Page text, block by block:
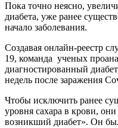
Пока точно неясно,
диабета, уже ранее
начало заболевания.
Создавая онлайн-реестр
19, команда ученых
диагностированный
недель после заражения
Чтобы исключить ранее
уровня сахара в крови,
возникший диабет». Он